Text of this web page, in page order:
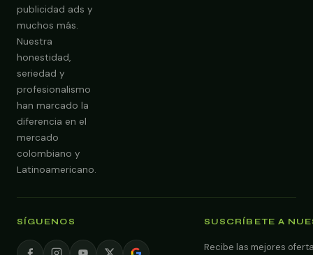
publicidad ads y
muchos más.
Nuestra
honestidad,
seriedad y
profesionalismo
han marcado la
diferencia en el
mercado
colombiano y
Latinoamericano.
SÍGUENOS SUSCRÍBETE A
Recibe las mejores